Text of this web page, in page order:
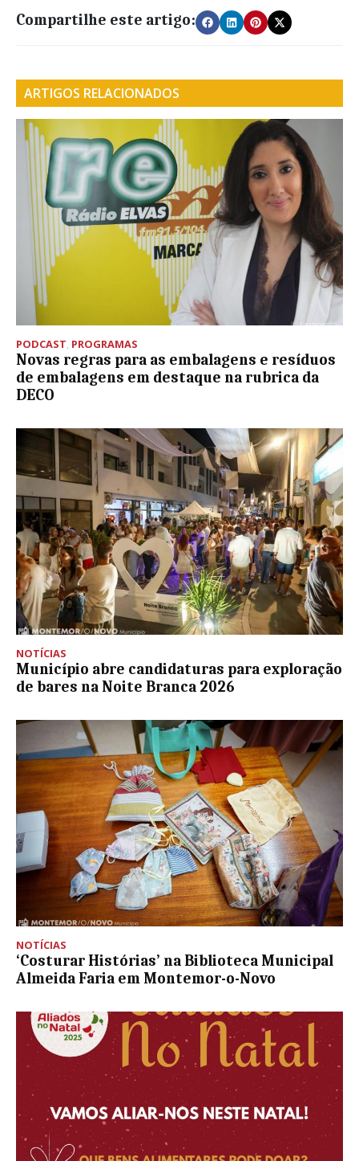
Compartilhe este artigo:
ARTIGOS RELACIONADOS
PODCAST, PROGRAMAS
Novas regras para as embalagens e resíduos
de embalagens em destaque na rubrica da
DECO
NOTÍCIAS
Município abre candidaturas para exploração
de bares na Noite Branca 2026
NOTÍCIAS
‘Costurar Histórias’ na Biblioteca Municipal
Almeida Faria em Montemor-o-Novo